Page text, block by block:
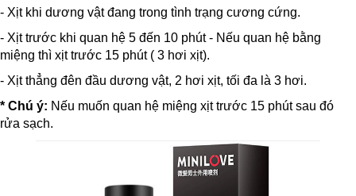
- Xịt khi dương vật đang trong tình trạng cương cứng.
- Xịt trước khi quan hệ 5 đến 10 phút - Nếu quan hệ bằng
miệng thì xịt trước 15 phút ( 3 hơi xịt).
- Xịt thẳng đên đầu dương vật, 2 hơi xịt, tối đa là 3 hơi.
* Chú ý: Nếu muốn quan hệ miệng xịt trước 15 phút sau đó
rửa sạch.